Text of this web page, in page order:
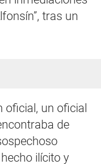
tras un
un oficial
de
ilícito y